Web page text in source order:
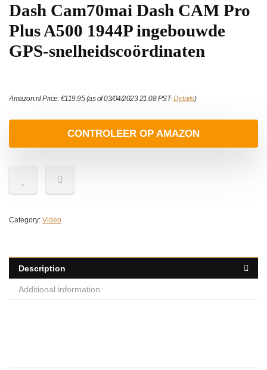
Dash Cam70mai Dash CAM Pro
Plus A500 1944P ingebouwde
GPS-snelheidscoördinaten
Amazon.nl Price:€119.95(as of 03/04/2023 21:08 PST-Details)
CONTROLEER OP AMAZON
Category: Video
Description
Additional information